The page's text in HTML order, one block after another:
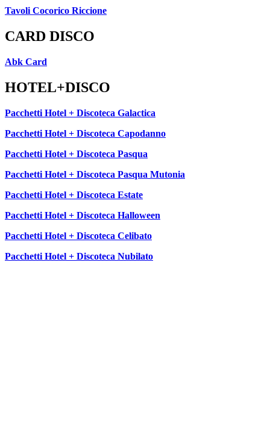
Tavoli Cocorico Riccione
CARD DISCO
Abk Card
HOTEL+DISCO
Pacchetti Hotel + Discoteca Galactica
Pacchetti Hotel + Discoteca Capodanno
Pacchetti Hotel + Discoteca Pasqua
Pacchetti Hotel + Discoteca Pasqua Mutonia
Pacchetti Hotel + Discoteca Estate
Pacchetti Hotel + Discoteca Halloween
Pacchetti Hotel + Discoteca Celibato
Pacchetti Hotel + Discoteca Nubilato